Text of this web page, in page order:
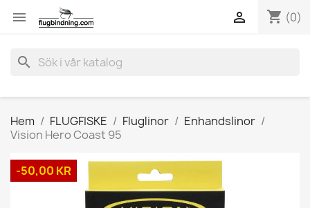
 shopping_cart (0)

search
Hem FLUGFISKE Fluglinor
Enhandslinor
Vision Hero Coast 95
-50,00 KR